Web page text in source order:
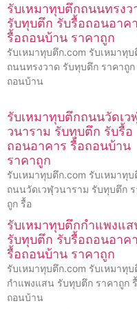
รับเหมาทุบตึกถนนทรงว
รับทุบตึก รับรื้อถอนอาค
รื้อถอนบ้าน ราคาถูก
รับเหมาทุบตึก.com รับเหมาทุบ
ถนนทรงวาด รับทุบตึก ราคาถูก
ถอนบ้าน
รับเหมาทุบตึกถนนวัดเว
วนาราม รับทุบตึก รับรื้อ
ถอนอาคาร รื้อถอนบ้าน
ราคาถูก
รับเหมาทุบตึก.com รับเหมาทุบ
ถนนวัดเวฬุวนาราม รับทุบตึก ร
ถูก รื้อ
รับเหมาทุบตึกกำแพงแส
รับทุบตึก รับรื้อถอนอาค
รื้อถอนบ้าน ราคาถูก
รับเหมาทุบตึก.com รับเหมาทุบ
กำแพงแสน รับทุบตึก ราคาถูก
ถอนบ้าน